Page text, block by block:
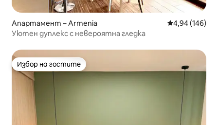
Апартамент – Armenia Средна
4,94 (146)
Уютен дуплекс с невероятна гледка
Избор на гостите
Избор на гостите